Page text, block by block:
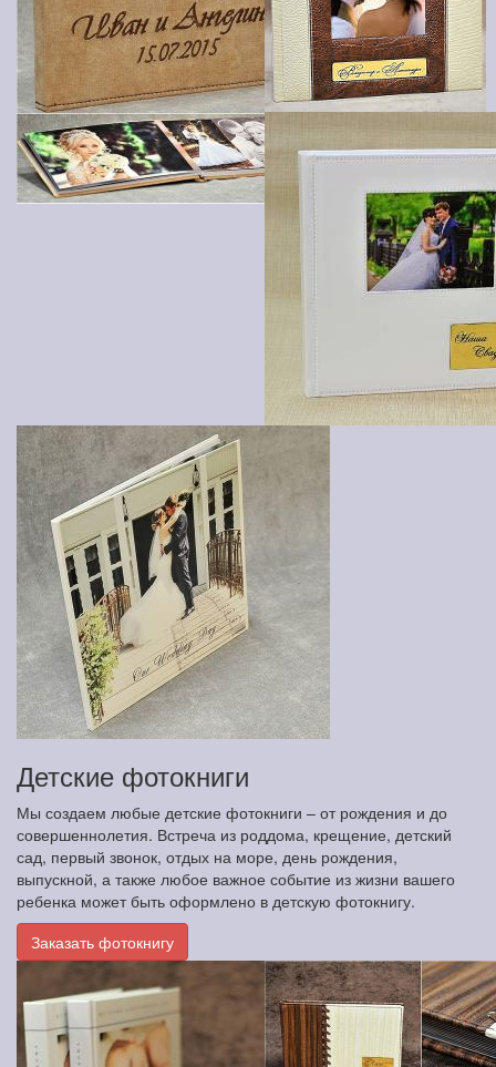
Детские фотокниги
Мы создаем любые детские фотокниги – от рождения и до
совершеннолетия. Встреча из роддома, крещение, детский
сад, первый звонок, отдых на море, день рождения,
выпускной, а также любое важное событие из жизни вашего
ребенка может быть оформлено в детскую фотокнигу.
Заказать фотокнигу